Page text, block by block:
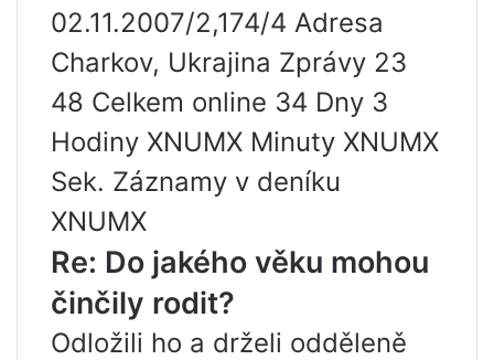
02.11.2007/2,174/4 Adresa
Charkov, Ukrajina Zprávy 23
48 Celkem online 34 Dny 3
Hodiny XNUMX Minuty XNUMX
Sek. Záznamy v deníku
XNUMX
Re: Do jakého věku mohou
činčily rodit?
Odložili ho a drželi odděleně